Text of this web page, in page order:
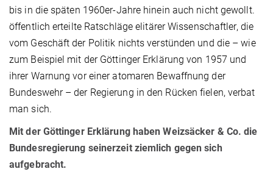
bis in die späten 1960er-Jahre hinein auch nicht gewollt.
öffentlich erteilte Ratschläge elitärer Wissenschaftler, die
vom Geschäft der Politik nichts verstünden und die – wie
zum Beispiel mit der Göttinger Erklärung von 1957 und
ihrer Warnung vor einer atomaren Bewaffnung der
Bundeswehr – der Regierung in den Rücken fielen, verbat
man sich.
Mit der Göttinger Erklärung haben Weizsäcker & Co. die
Bundesregierung seinerzeit ziemlich gegen sich
aufgebracht.